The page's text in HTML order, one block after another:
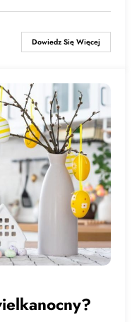
Dowiedz Się Więcej